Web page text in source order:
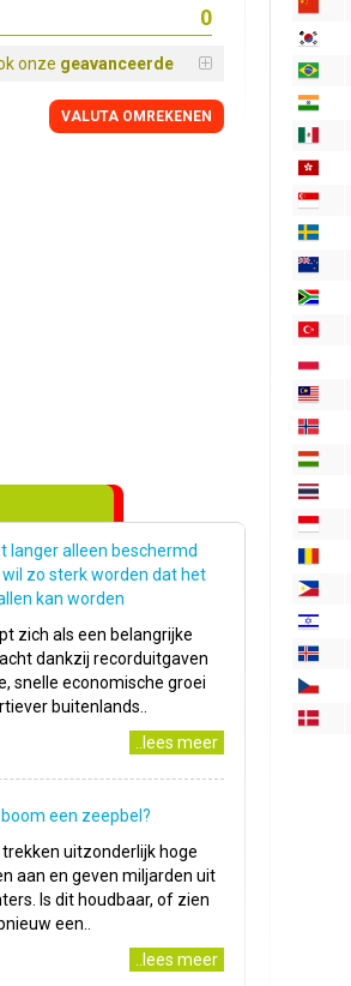
onze geavanceerde
VALUTA OMREKENEN
langer alleen beschermd
zo sterk worden dat het
kan worden
zich als een belangrijke
dankzij recorduitgaven
snelle economische groei
buitenlands..
..lees meer
een zeepbel?
uitzonderlijk hoge
aan en geven miljarden uit
Is dit houdbaar, of zien
een..
..lees meer